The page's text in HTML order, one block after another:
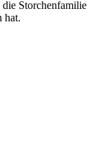
Storchenfamilie
hat.